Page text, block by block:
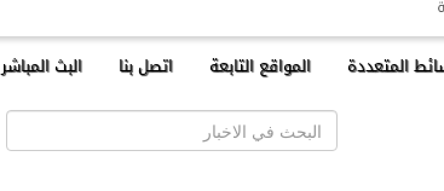
المتعددة المواقع التابعة اتصل بنا البث المباشر